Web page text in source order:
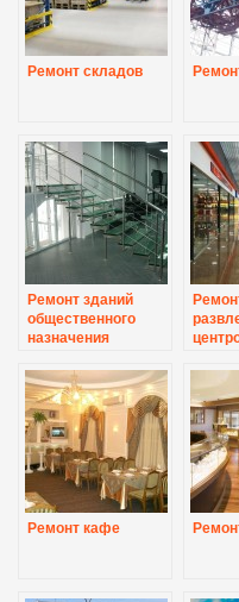
Ремонт складов
Ремонт зданий
общественного
назначения
Ремонт кафе